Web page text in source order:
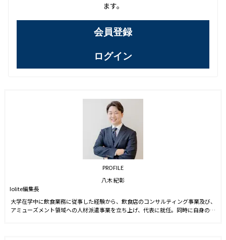
ます。
会員登録
ログイン
PROFILE
八木 紀彰
Iolite編集長
大学在学中に飲食業務に従事した経験から、飲食店のコンサルティング事業及び、
アミューズメント領域への人材派遣事業を立ち上げ、代表に就任。同時に自身のブ